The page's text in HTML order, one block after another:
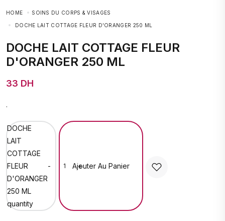
HOME SOINS DU CORPS & VISAGES
DOCHE LAIT COTTAGE FLEUR D'ORANGER 250 ML
DOCHE LAIT COTTAGE FLEUR
D'ORANGER 250 ML
33 DH
.
DOCHE
LAIT
COTTAGE
FLEUR
D'ORANGER
250 ML
quantity
- +
Ajouter Au Panier